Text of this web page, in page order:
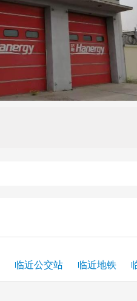
临近公交站 临近地铁